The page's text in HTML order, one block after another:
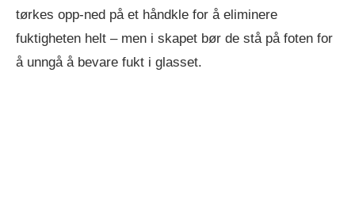
tørkes opp-ned på et håndkle for å eliminere
fuktigheten helt – men i skapet bør de stå på foten for
å unngå å bevare fukt i glasset.